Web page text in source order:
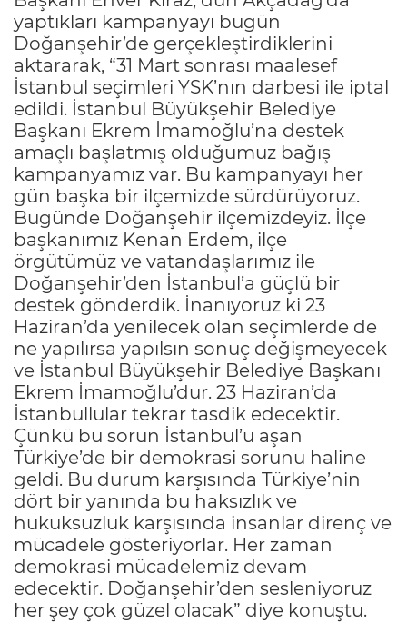
yaptıkları kampanyayı bugün
Doğanşehir’de gerçekleştirdiklerini
aktararak, “31 Mart sonrası maalesef
İstanbul seçimleri YSK’nın darbesi ile iptal
edildi. İstanbul Büyükşehir Belediye
Başkanı Ekrem İmamoğlu’na destek
amaçlı başlatmış olduğumuz bağış
kampanyamız var. Bu kampanyayı her
gün başka bir ilçemizde sürdürüyoruz.
Bugünde Doğanşehir ilçemizdeyiz. İlçe
başkanımız Kenan Erdem, ilçe
örgütümüz ve vatandaşlarımız ile
Doğanşehir’den İstanbul’a güçlü bir
destek gönderdik. İnanıyoruz ki 23
Haziran’da yenilecek olan seçimlerde de
ne yapılırsa yapılsın sonuç değişmeyecek
ve İstanbul Büyükşehir Belediye Başkanı
Ekrem İmamoğlu’dur. 23 Haziran’da
İstanbullular tekrar tasdik edecektir.
Çünkü bu sorun İstanbul’u aşan
Türkiye’de bir demokrasi sorunu haline
geldi. Bu durum karşısında Türkiye’nin
dört bir yanında bu haksızlık ve
hukuksuzluk karşısında insanlar direnç ve
mücadele gösteriyorlar. Her zaman
demokrasi mücadelemiz devam
edecektir. Doğanşehir’den sesleniyoruz
her şey çok güzel olacak” diye konuştu.